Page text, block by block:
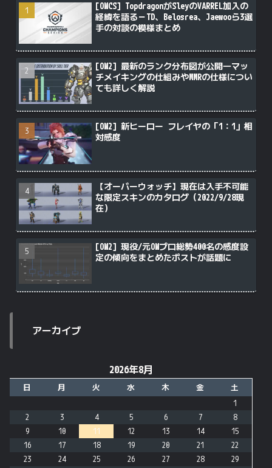
[OWCS] TopdragonがSleyのVARREL加入の
経緯を語る－TD、Belosrea、Jaewooら3選
手の対談の模様まとめ
[OW2] 最新のランク分布図が公開―マッ
チメイキングの仕組みやMMRの仕様につい
ても詳しく解説
[OW2] 新ヒーロー フレイヤの「1：1」相
対感度
【オーバーウォッチ】現在は入手不可能
な限定スキンのカタログ（2022/9/28現
在）
[OW2] 現役/元OWプロ総勢400名の感度設
定の傾向をまとめたポストが話題に
アーカイブ
2026年8月
日 月 火 水 木 金
土
1
2
3 4 5 6 7
8
9
10 11 12 13 14
15
16
17 18 19 20 21
22
23
24 25 26 27 28
29